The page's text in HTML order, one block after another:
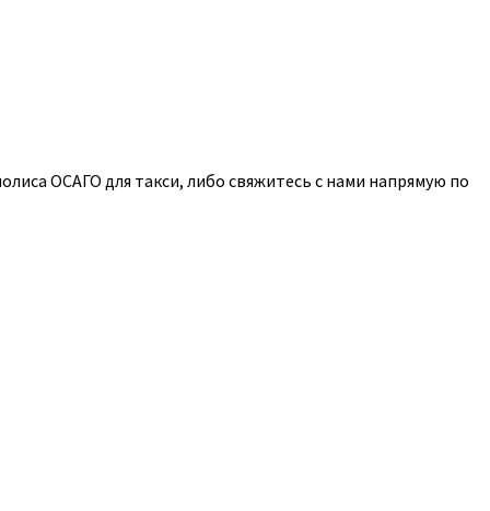
ОСАГО для такси, либо свяжитесь с нами напрямую по